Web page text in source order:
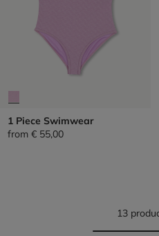
1 Piece Swimwear
from € 55,00
13